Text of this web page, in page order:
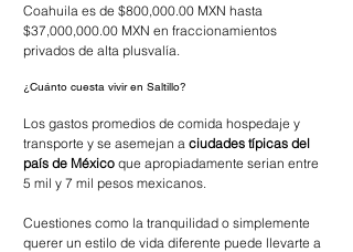
Coahuila es de $800,000.00 MXN hasta
$37,000,000.00 MXN en fraccionamientos
privados de alta plusvalía.
¿Cuánto cuesta vivir en Saltillo?
Los gastos promedios de comida hospedaje y
transporte y se asemejan a ciudades típicas del
país de México que apropiadamente serian entre
5 mil y 7 mil pesos mexicanos.
Cuestiones como la tranquilidad o simplemente
querer un estilo de vida diferente puede llevarte a